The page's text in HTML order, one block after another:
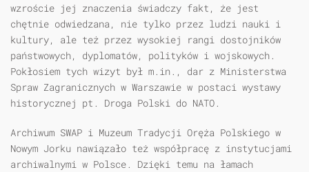
wzroście jej znaczenia świadczy fakt, że jest
chętnie odwiedzana, nie tylko przez ludzi nauki i
kultury, ale też przez wysokiej rangi dostojników
państwowych, dyplomatów, polityków i wojskowych.
Pokłosiem tych wizyt był m.in., dar z Ministerstwa
Spraw Zagranicznych w Warszawie w postaci wystawy
historycznej pt. Droga Polski do NATO.
Archiwum SWAP i Muzeum Tradycji Oręża Polskiego w
Nowym Jorku nawiązało też współpracę z instytucjami
archiwalnymi w Polsce. Dzięki temu na łamach